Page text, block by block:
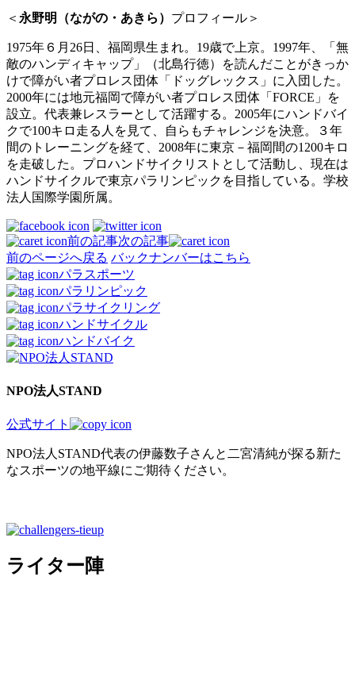
＜ 永野明（ながの・あきら） プロフィール＞
1975年６月26日、福岡県生まれ。19歳で上京。1997年、「無
敵のハンディキャップ」（北島行徳）を読んだことがきっか
けで障がい者プロレス団体「ドッグレックス」に入団した。
2000年には地元福岡で障がい者プロレス団体「FORCE」を
設立。代表兼レスラーとして活躍する。2005年にハンドバイ
クで100キロ走る人を見て、自らもチャレンジを決意。３年
間のトレーニングを経て、2008年に東京－福岡間の1200キロ
を走破した。プロハンドサイクリストとして活動し、現在は
ハンドサイクルで東京パラリンピックを目指している。学校
法人国際学園所属。
前の記事次の記事
前のページへ戻る バックナンバーはこちら
パラスポーツ
パラリンピック
パラサイクリング
ハンドサイクル
ハンドバイク
NPO法人STAND
公式サイト
NPO法人STAND代表の伊藤数子さんと二宮清純が探る新た
なスポーツの地平線にご期待ください。
ライター陣